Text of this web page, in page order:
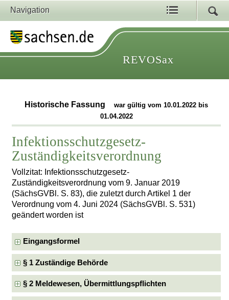
Navigation
REVOSax
Historische Fassung
war gültig vom 10.01.2022 bis
01.04.2022
Infektionsschutzgesetz-
Zuständigkeitsverordnung
Vollzitat: Infektionsschutzgesetz-
Zuständigkeitsverordnung vom 9. Januar 2019
(SächsGVBl. S. 83), die zuletzt durch Artikel 1 der
Verordnung vom 4. Juni 2024 (SächsGVBl. S. 531)
geändert worden ist
Eingangsformel
§ 1 Zuständige Behörde
§ 2 Meldewesen, Übermittlungspflichten